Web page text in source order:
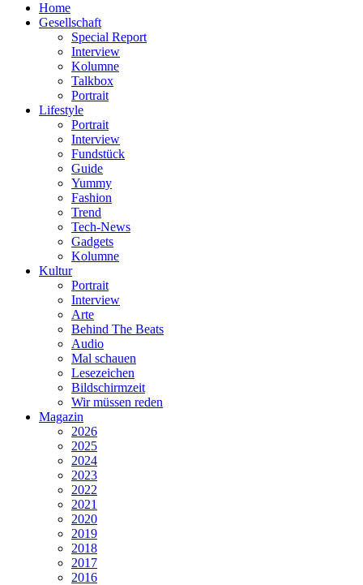
Home
Gesellschaft
Special Report
Interview
Kolumne
Talkbox
Portrait
Lifestyle
Portrait
Interview
Fundstück
Guide
Yummy
Fashion
Trend
Tech-News
Gadgets
Kolumne
Kultur
Portrait
Interview
Arte
Behind The Beats
Audio
Mal schauen
Lesezeichen
Bildschirmzeit
Wir müssen reden
Magazin
2026
2025
2024
2023
2022
2021
2020
2019
2018
2017
2016